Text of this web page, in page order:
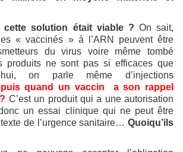
cette solution était viable ? On sait,
« vaccinés » à l’ARN peuvent être
du virus voire même tombé
produits ne sont pas si efficaces que
on parle même d’injections
quand un vaccin a son rappel
C’est un produit qui a une autorisation
un essai clinique qui ne peut être
de l’urgence sanitaire… Quoiqu’ils